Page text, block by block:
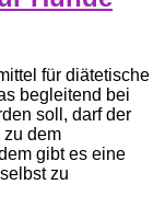
für diätetische
begleitend bei
soll, darf der
zu dem
gibt es eine
zu